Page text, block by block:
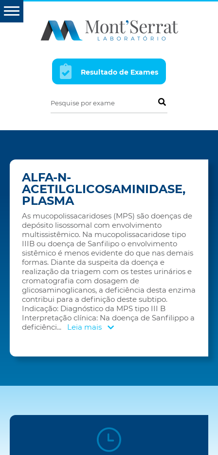
Resultado de Exames
Pesquise por exame
ALFA-N-
ACETILGLICOSAMINIDASE,
PLASMA
As mucopolissacaridoses (MPS) são doenças de
depósito lisossomal com envolvimento
multissistêmico. Na mucopolissacaridose tipo
IIIB ou doença de Sanfilipo o envolvimento
sistêmico é menos evidente do que nas demais
formas. Diante da suspeita da doença e
realização da triagem com os testes urinários e
cromatografia com dosagem de
glicosaminoglicanos, a deficiência desta enzima
contribui para a definição deste subtipo.
Indicação: Diagnóstico da MPS tipo III B
Interpretação clínica: Na doença de Sanfilippo a
deficiênci... Leia mais